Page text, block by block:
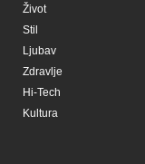
Život
Stil
Ljubav
Zdravlje
Hi-Tech
Kultura